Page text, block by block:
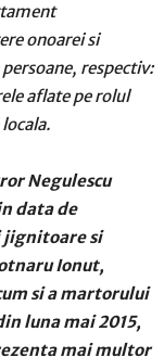
onoarei si
respectiv:
aflate pe rolul
Negulescu
data de
jignitoare si
Ionut,
si a martorului
luna mai 2015,
mai multor